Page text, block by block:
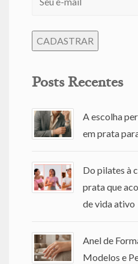
Posts Recentes
A escolha
em prata
Do pilates à
prata que
de vida ativo
Anel de
Modelos e